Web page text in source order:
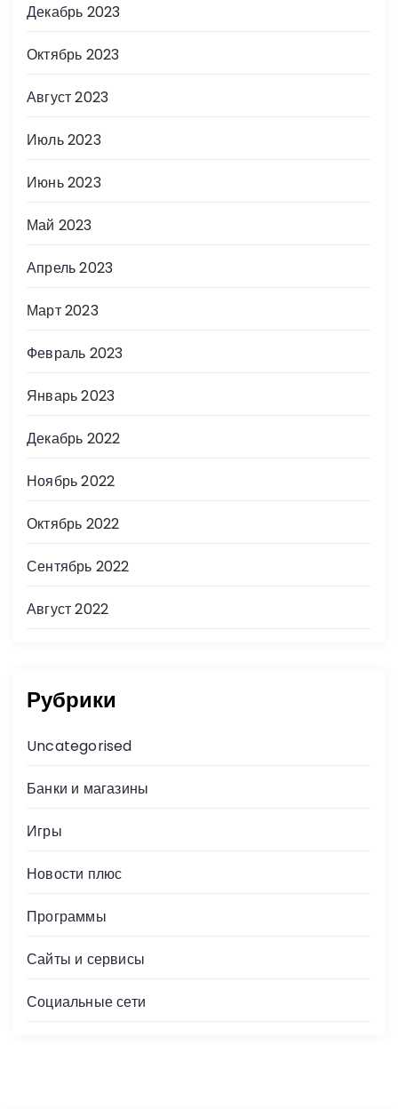
Декабрь 2023
Октябрь 2023
Август 2023
Июль 2023
Июнь 2023
Май 2023
Апрель 2023
Март 2023
Февраль 2023
Январь 2023
Декабрь 2022
Ноябрь 2022
Октябрь 2022
Сентябрь 2022
Август 2022
Рубрики
Uncategorised
Банки и магазины
Игры
Новости плюс
Программы
Сайты и сервисы
Социальные сети